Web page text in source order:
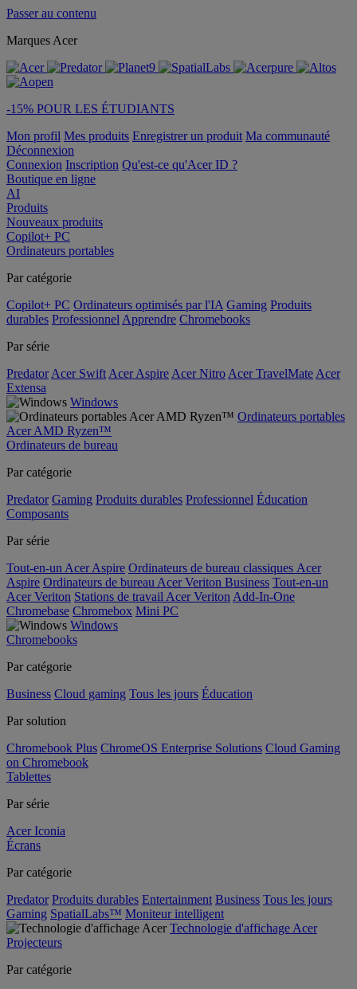
Passer au contenu
Marques Acer
-15% POUR LES ÉTUDIANTS
Mon profil Mes produits Enregistrer un produit Ma communauté
Déconnexion
Connexion Inscription Qu'est-ce qu'Acer ID ?
Boutique en ligne
AI
Produits
Nouveaux produits
Copilot+ PC
Ordinateurs portables
Par catégorie
Copilot+ PC Ordinateurs optimisés par l'IA Gaming Produits
durables Professionnel Apprendre Chromebooks
Par série
Predator Acer Swift Acer Aspire Acer Nitro Acer TravelMate Acer
Extensa
Windows
Ordinateurs portables
Acer AMD Ryzen™
Ordinateurs de bureau
Par catégorie
Predator Gaming Produits durables Professionnel Éducation
Composants
Par série
Tout-en-un Acer Aspire Ordinateurs de bureau classiques Acer
Aspire Ordinateurs de bureau Acer Veriton Business Tout-en-un
Acer Veriton Stations de travail Acer Veriton Add-In-One
Chromebase Chromebox Mini PC
Windows
Chromebooks
Par catégorie
Business Cloud gaming Tous les jours Éducation
Par solution
Chromebook Plus ChromeOS Enterprise Solutions Cloud Gaming
on Chromebook
Tablettes
Par série
Acer Iconia
Écrans
Par catégorie
Predator Produits durables Entertainment Business Tous les jours
Gaming SpatialLabs™ Moniteur intelligent
Technologie d'affichage Acer
Projecteurs
Par catégorie